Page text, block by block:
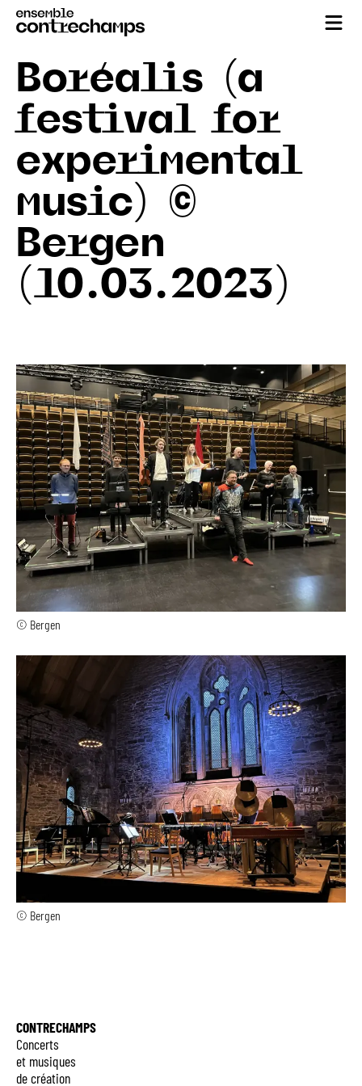
Boréalis (a
festival for
experimental
music) ©
Bergen
(10.03.2023)
© Bergen
© Bergen
CONTRECHAMPS
Concerts
et musiques
de création